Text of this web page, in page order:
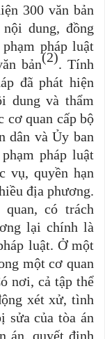
300 văn bản
dung, đồng
pháp luật
bản(2). Tính
đã phát hiện
dung và thẩm
cơ quan cấp bộ
dân và Ủy ban
pháp luật
vụ, quyền hạn
địa phương.
có trách
lại chính là
luật. Ở một
một cơ quan
nơi, cả tập thể
xét xử, tình
sửa của tòa án
án, quyết định